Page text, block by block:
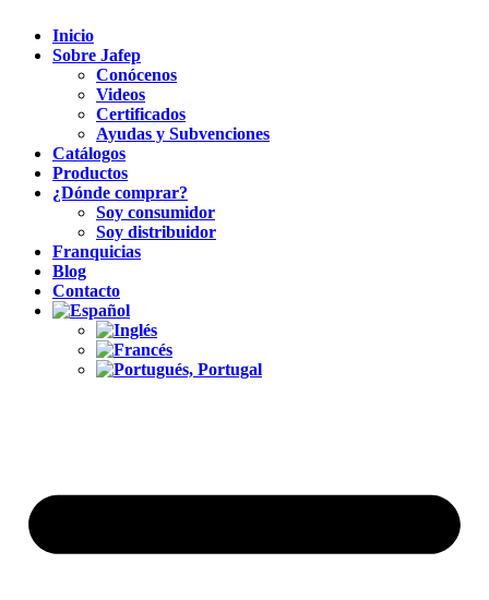
Inicio
Sobre Jafep
Conócenos
Videos
Certificados
Ayudas y Subvenciones
Catálogos
Productos
¿Dónde comprar?
Soy consumidor
Soy distribuidor
Franquicias
Blog
Contacto